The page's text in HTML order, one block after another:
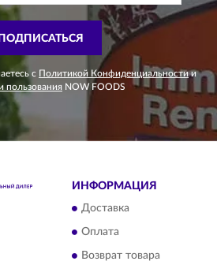
ПОДПИСАТЬСЯ
с Политикой Конфиденциальности и
пользования NOW FOODS
ИНФОРМАЦИЯ
Доставка
Оплата
Возврат товара